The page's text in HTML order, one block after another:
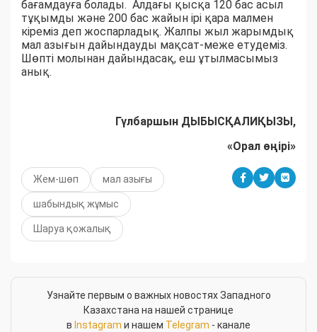
бағамдауға болады. Алдағы қысқа 120 бас асыл
тұқымды және 200 бас жайын ірі қара малмен
кіреміз деп жоспарладық. Жалпы жыл жарымдық
мал азығын дайындауды мақсат-меже етудеміз.
Шөпті молынан дайындасақ, еш ұтылмасымыз
анық.
Гүлбаршын ДЫБЫСҚАЛИҚЫЗЫ,
«Орал өңірі»
Жем-шөп мал азығы
шабындық жұмыс
Шаруа қожалық
Узнайте первым о важных новостях Западного
Казахстана на нашей странице
в Instagram и нашем Telegram - канале